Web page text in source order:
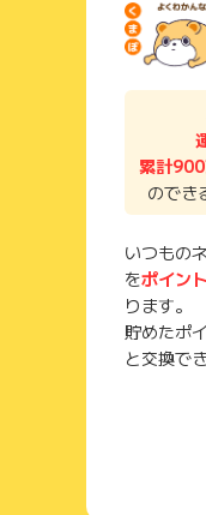
累計
のでき
いつもの
をポイン
ります。
貯めたポ
と交換で